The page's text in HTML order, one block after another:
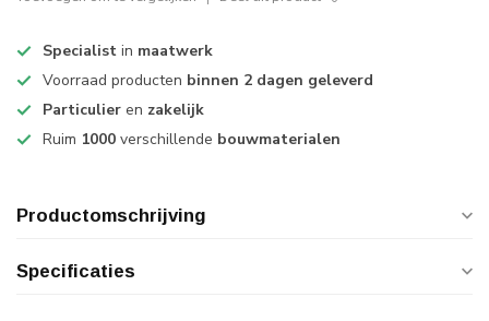
Specialist in maatwerk
Voorraad producten binnen 2 dagen geleverd
Particulier en zakelijk
Ruim 1000 verschillende bouwmaterialen
Productomschrijving
Specificaties